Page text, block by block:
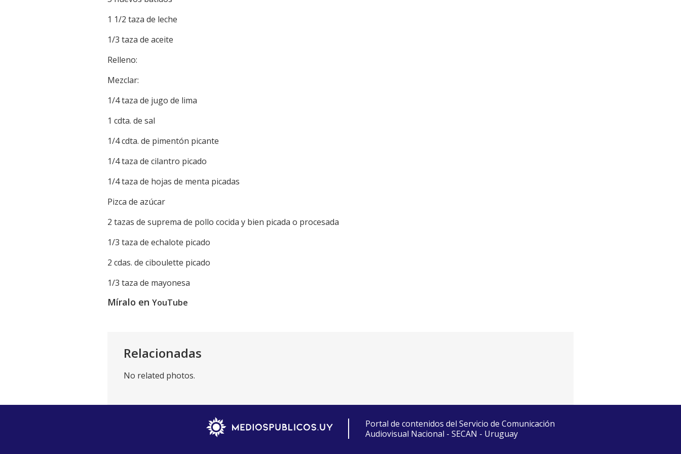
1 1/2 taza de leche
1/3 taza de aceite
Relleno:
Mezclar:
1/4 taza de jugo de lima
1 cdta. de sal
1/4 cdta. de pimentón picante
1/4 taza de cilantro picado
1/4 taza de hojas de menta picadas
Pizca de azúcar
2 tazas de suprema de pollo cocida y bien picada o procesada
1/3 taza de echalote picado
2 cdas. de ciboulette picado
1/3 taza de mayonesa
Míralo en YouTube
Relacionadas
No related photos.
Portal de contenidos del Servicio de Comunicación
Audiovisual Nacional - SECAN - Uruguay